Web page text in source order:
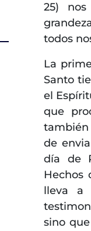
25)
todos
La
Santo
el
que
también
de
día de
Hechos
lleva a
sino